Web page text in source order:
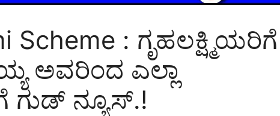
Scheme : ಗೃಹಲಕ್ಷ್ಮಿಯರಿಗೆ
ಅವರಿಂದ ಎಲ್ಲಾ
ಗುಡ್ ನ್ಯೂಸ್.!